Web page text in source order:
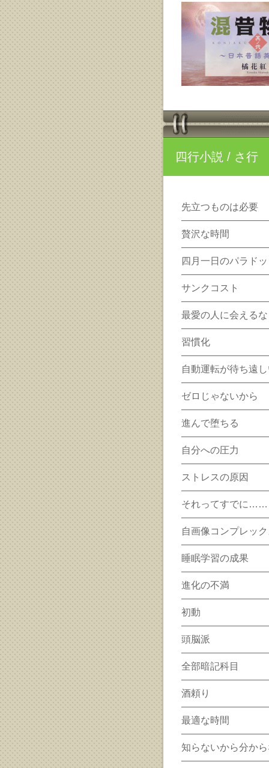
四行小説 / さ行
先立つものは必要
贅沢な時間
四月一日のパラド
サンクコスト
最愛の人に会える
習慣化
自動運転が待ち遠
ゼロじゃないから
進んで堕ちる
自分への圧力
ストレスの原因
それってすでに……
自画像コンプレッ
睡眠学習の成果
進化の不満
初動
頭脳派
全部暗記科目
酒頼り
最適な時間
知らないから分か